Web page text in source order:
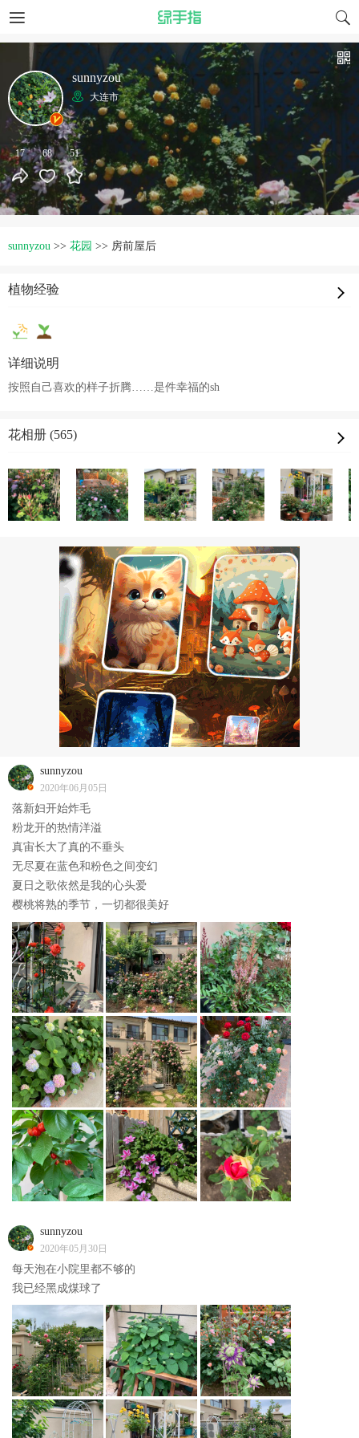
17 68 51
sunnyzou
大连市
sunnyzou >> 花园 >> 房前屋后
植物经验
详细说明
按照自己喜欢的样子折腾……是件幸福的sh
花相册 (565)
sunnyzou
2020年06月05日
落新妇开始炸毛
粉龙开的热情洋溢
真宙长大了真的不垂头
无尽夏在蓝色和粉色之间变幻
夏日之歌依然是我的心头爱
樱桃将熟的季节，一切都很美好
sunnyzou
2020年05月30日
每天泡在小院里都不够的
我已经黑成煤球了